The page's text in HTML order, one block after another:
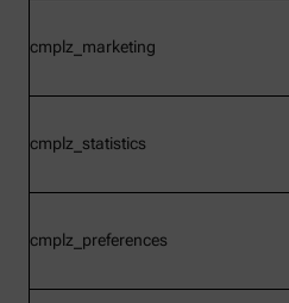
cmplz_marketing
cmplz_statistics
cmplz_preferences